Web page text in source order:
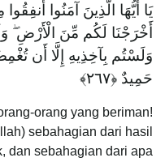
يَا أَيُّهَا الَّذِينَ آمَنُوا
أَخْرَجْنَا لَكُم مِّنَ الْأَرْضِ
وَلَسْتُم بِآخِذِيهِ إِلَّا أَن
حَمِيدٌ ‎﴿٢٦٧﴾‏
orang yang beriman!
sebahagian dari hasil
dan sebahagian dari apa